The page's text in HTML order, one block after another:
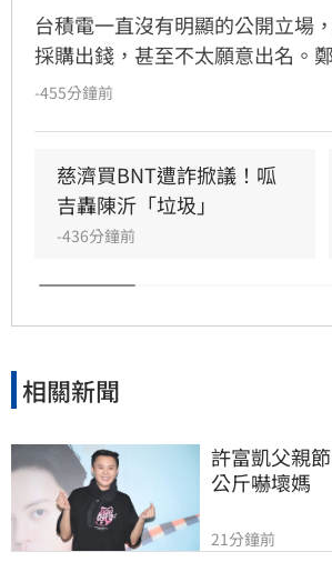
台積電一直沒有明顯的公開立場
採購出錢，甚至不太願意出名。
出，慈濟和鴻海、台積電不同的
不過回頭驗證，慈濟在當時的採
有角色，但是，慈濟在當年是最
慈濟內部在BNT的這麼大金額的
濟醫院並沒有被賦予重要的角色
-455分鐘前
慈濟買BNT遭詐掀議！呱
吉轟陳沂「垃圾」
-436分鐘前
相關新聞
許富凱父親
公斤嚇壞媽
21分鐘前